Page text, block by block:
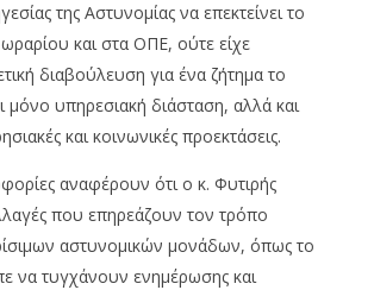
της Αστυνομίας να επεκτείνει το
και στα ΟΠΕ, ούτε είχε
διαβούλευση για ένα ζήτημα το
μόνο υπηρεσιακή διάσταση, αλλά και
και κοινωνικές προεκτάσεις.
αναφέρουν ότι ο κ. Φυτιρής
που επηρεάζουν τον τρόπο
αστυνομικών μονάδων, όπως το
να τυγχάνουν ενημέρωσης και